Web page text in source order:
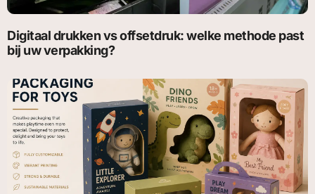
Digitaal drukken vs offsetdruk: welke methode past
bij uw verpakking?